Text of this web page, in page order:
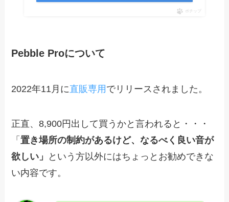
ポチップ
Pebble Proについて
2022年11月に直販専用 でリリースされました。
正直、8,900円出して買うかと言われると・・・
「置き場所の制約があるけど、なるべく良い音が
欲しい」
という方以外にはちょっとお勧めできな
い内容です。